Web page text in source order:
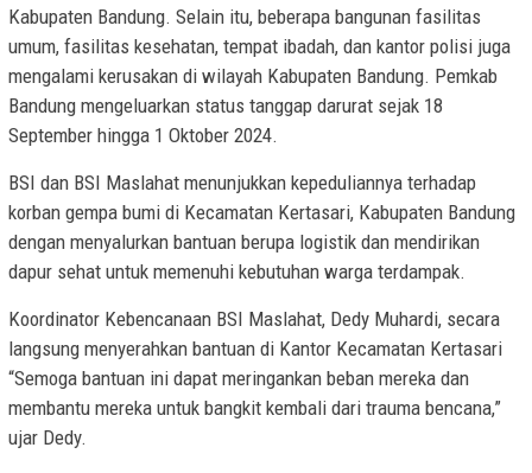
Kabupaten Bandung. Selain itu, beberapa bangunan fasilitas
umum, fasilitas kesehatan, tempat ibadah, dan kantor polisi juga
mengalami kerusakan di wilayah Kabupaten Bandung. Pemkab
Bandung mengeluarkan status tanggap darurat sejak 18
September hingga 1 Oktober 2024.
BSI dan BSI Maslahat menunjukkan kepeduliannya terhadap
korban gempa bumi di Kecamatan Kertasari, Kabupaten Bandung
dengan menyalurkan bantuan berupa logistik dan mendirikan
dapur sehat untuk memenuhi kebutuhan warga terdampak.
Koordinator Kebencanaan BSI Maslahat, Dedy Muhardi, secara
langsung menyerahkan bantuan di Kantor Kecamatan Kertasari
“Semoga bantuan ini dapat meringankan beban mereka dan
membantu mereka untuk bangkit kembali dari trauma bencana,”
ujar Dedy.